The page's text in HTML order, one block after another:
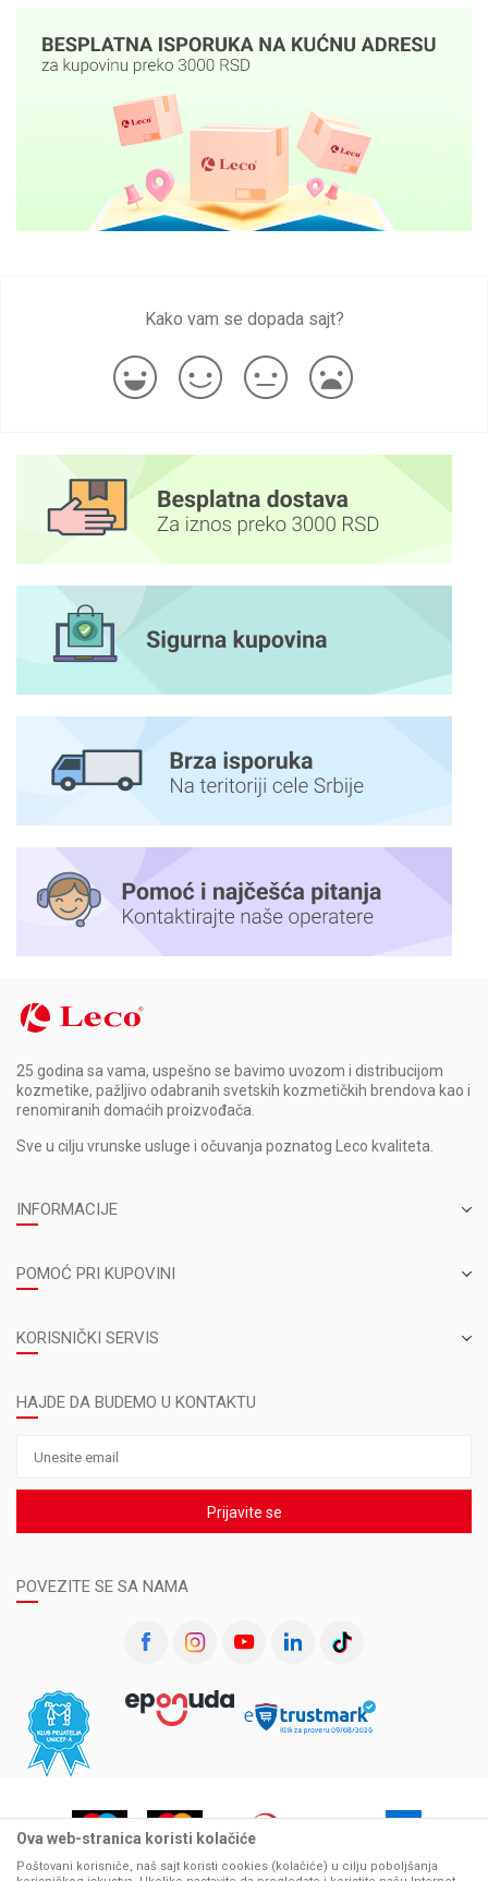
Kako vam se dopada sajt?
25 godina sa vama, uspešno se bavimo uvozom i distribucijom
kozmetike, pažljivo odabranih svetskih kozmetičkih brendova kao i
renomiranih domaćih proizvođača.
Sve u cilju vrunske usluge i očuvanja poznatog Leco kvaliteta.
INFORMACIJE
POMOĆ PRI KUPOVINI
KORISNIČKI SERVIS
HAJDE DA BUDEMO U KONTAKTU
Prijavite se
POVEZITE SE SA NAMA
Ova web-stranica koristi kolačiće
Poštovani korisniče, naš sajt koristi cookies (kolačiće) u cilju poboljšanja